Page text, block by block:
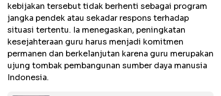
kebijakan tersebut tidak berhenti sebagai program
jangka pendek atau sekadar respons terhadap
situasi tertentu. Ia menegaskan, peningkatan
kesejahteraan guru harus menjadi komitmen
permanen dan berkelanjutan karena guru merupakan
ujung tombak pembangunan sumber daya manusia
Indonesia.